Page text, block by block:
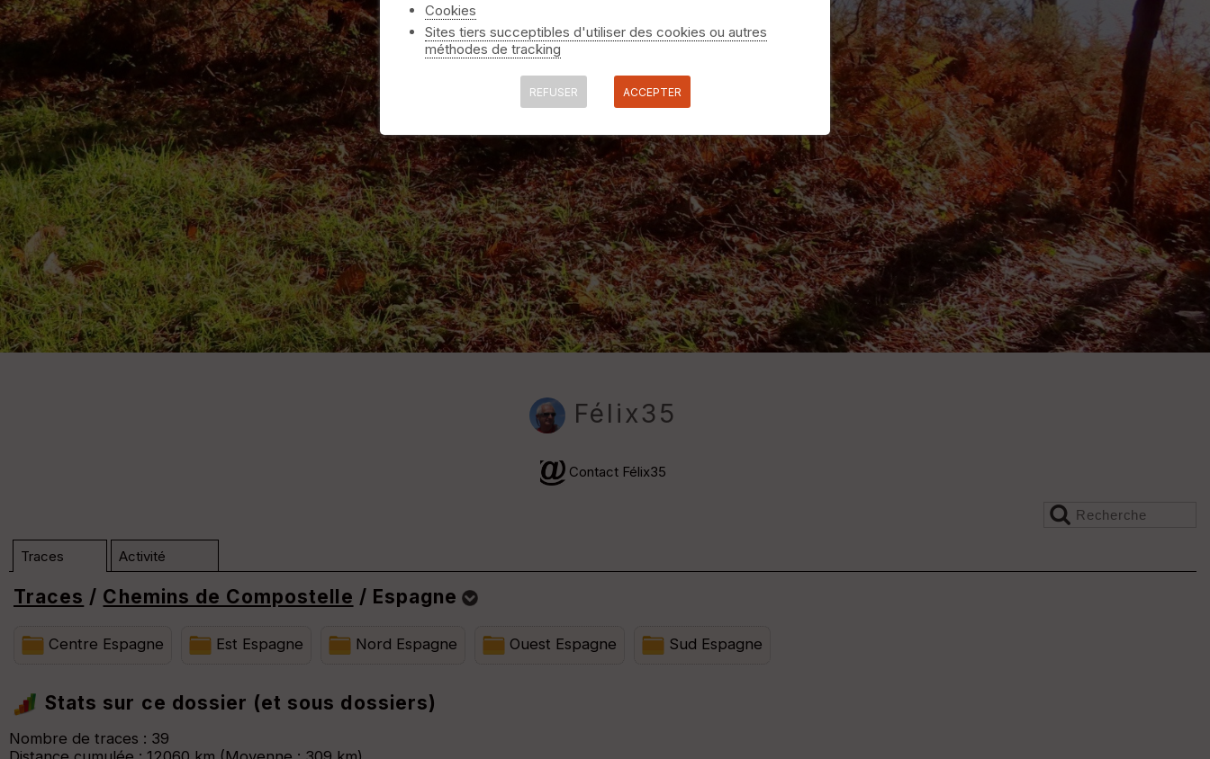
Félix35
Contact Félix35
Traces Activité
Traces / Chemins de Compostelle / Espagne
Dossier Espagne (n°3630)
Centre Espagne Est Espagne Nord Espagne Ouest Espagne Sud Espagne
Stats sur ce dossier (et sous dossiers)
Nombre de traces : 39
Cookies
Sites tiers succeptibles d'utiliser des cookies ou autres
méthodes de tracking
REFUSER ACCEPTER